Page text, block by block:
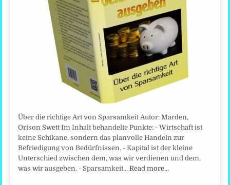
Über die richtige Art von Sparsamkeit Autor: Marden,
Orison Swett Im Inhalt behandelte Punkte: - Wirtschaft ist
keine Schikane, sondern das planvolle Handeln zur
Befriedigung von Bedürfnissen. - Kapital ist der kleine
Unterschied zwischen dem, was wir verdienen und dem,
was wir ausgeben. - Sparsamkeit…Read more…